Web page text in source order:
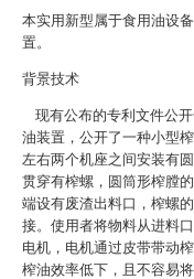
本实用新型属于食用油设
置。
背景技术
现有公布的专利文件公
油装置，公开了一种小型
左右两个机座之间安装有
贯穿有榨螺，圆筒形榨膛
端设有废渣出料口，榨螺
接。使用者将物料从进料
电机，电机通过皮带带动
榨油效率低下，且不容易将